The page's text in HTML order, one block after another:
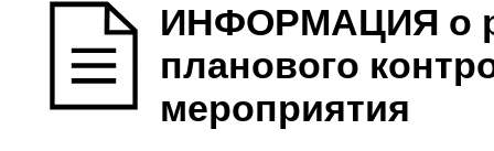
ИНФОРМАЦИЯ о
планового
мероприятия